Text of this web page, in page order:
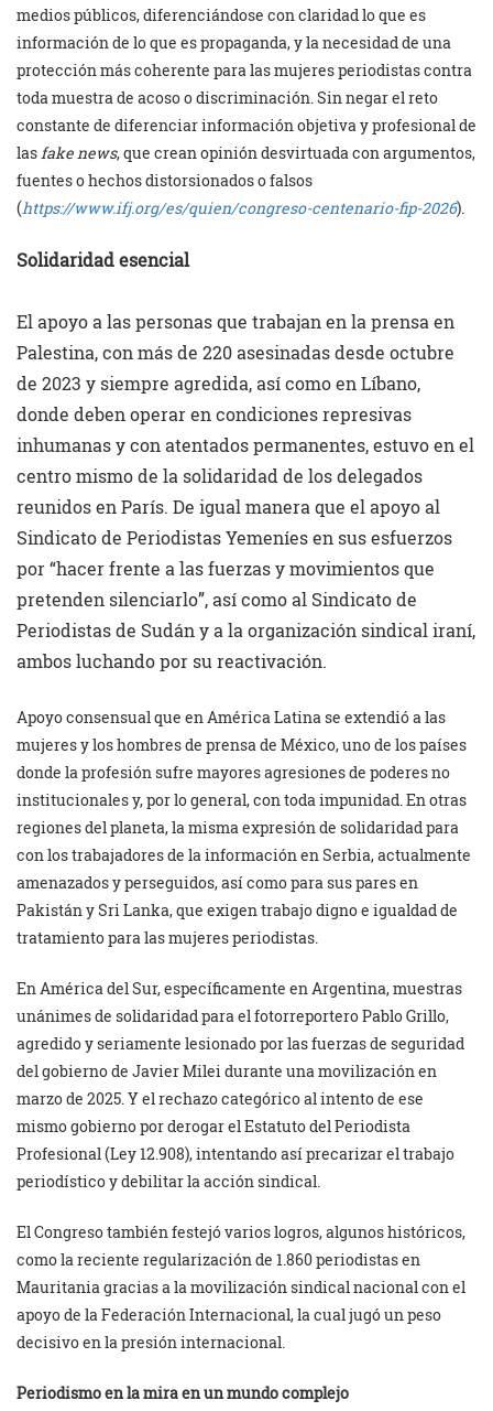
medios públicos, diferenciándose con claridad lo que es
información de lo que es propaganda, y la necesidad de una
protección más coherente para las mujeres periodistas contra
toda muestra de acoso o discriminación. Sin negar el reto
constante de diferenciar información objetiva y profesional de
lasfake news, que crean opinión desvirtuada con argumentos,
fuentes o hechos distorsionados o falsos
(https://www.ifj.org/es/quien/congreso-centenario-fip-2026).
Solidaridad esencial
El apoyo a las personas que trabajan en la prensa en
Palestina, con más de 220 asesinadas desde octubre
de 2023 y siempre agredida, así como en Líbano,
donde deben operar en condiciones represivas
inhumanas y con atentados permanentes, estuvo en el
centro mismo de la solidaridad de los delegados
reunidos en París. De igual manera que el apoyo al
Sindicato de Periodistas Yemeníes en sus esfuerzos
por “hacer frente a las fuerzas y movimientos que
pretenden silenciarlo”, así como al Sindicato de
Periodistas de Sudán y a la organización sindical iraní,
ambos luchando por su reactivación.
Apoyo consensual que en América Latina se extendió a las
mujeres y los hombres de prensa de México, uno de los países
donde la profesión sufre mayores agresiones de poderes no
institucionales y, por lo general, con toda impunidad. En otras
regiones del planeta, la misma expresión de solidaridad para
con los trabajadores de la información en Serbia, actualmente
amenazados y perseguidos, así como para sus pares en
Pakistán y Sri Lanka, que exigen trabajo digno e igualdad de
tratamiento para las mujeres periodistas.
En América del Sur, específicamente en Argentina, muestras
unánimes de solidaridad para el fotorreportero Pablo Grillo,
agredido y seriamente lesionado por las fuerzas de seguridad
del gobierno de Javier Milei durante una movilización en
marzo de 2025. Y el rechazo categórico al intento de ese
mismo gobierno por derogar el Estatuto del Periodista
Profesional (Ley 12.908), intentando así precarizar el trabajo
periodístico y debilitar la acción sindical.
El Congreso también festejó varios logros, algunos históricos,
como la reciente regularización de 1.860 periodistas en
Mauritania gracias a la movilización sindical nacional con el
apoyo de la Federación Internacional, la cual jugó un peso
decisivo en la presión internacional.
Periodismo en la mira en un mundo complejo